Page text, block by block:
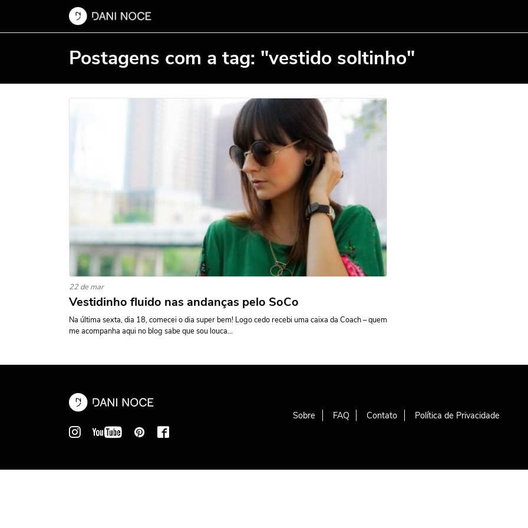
Postagens com a tag: "vestido soltinho"
22 de mar
Vestidinho fluido nas andanças pelo SoCo
Na última sexta, dia 18, comecei o dia super bem! Logo cedo recebi uma caixa da Coach – quem
me acompanha aqui no blog sabe que sou louca...
Sobre FAQ Contato Política de Privacidade